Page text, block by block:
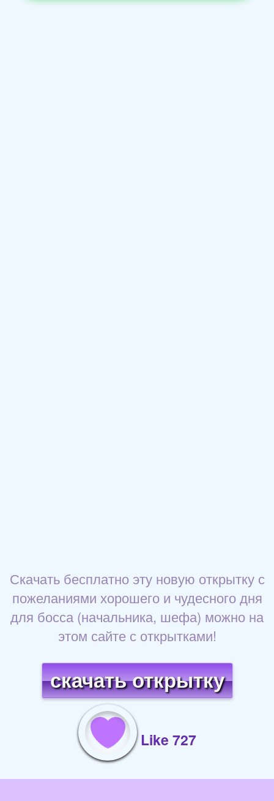
Скачать бесплатно эту новую открытку с
пожеланиями хорошего и чудесного дня
для босса (начальника, шефа) можно на
этом сайте с открытками!
скачать открытку
Like 727